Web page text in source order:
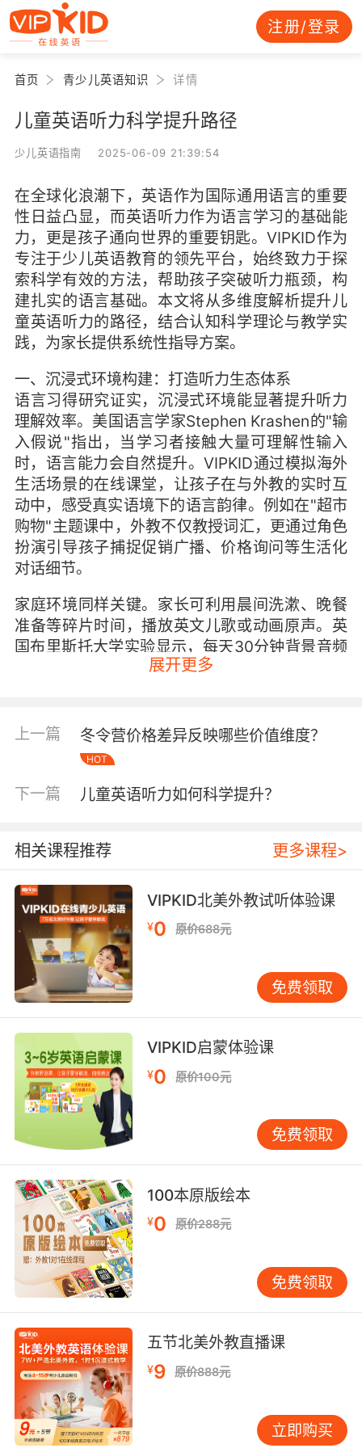
注册/登录
首页 青少儿英语知识 详情
儿童英语听力科学提升路径
少儿英语指南 2025-06-09 21:39:54
在全球化浪潮下，英语作为国际通用语言的重要
性日益凸显，而英语听力作为语言学习的基础能
力，更是孩子通向世界的重要钥匙。VIPKID作为
专注于少儿英语教育的领先平台，始终致力于探
索科学有效的方法，帮助孩子突破听力瓶颈，构
建扎实的语言基础。本文将从多维度解析提升儿
童英语听力的路径，结合认知科学理论与教学实
践，为家长提供系统性指导方案。
一、沉浸式环境构建：打造听力生态体系
语言习得研究证实，沉浸式环境能显著提升听力
理解效率。美国语言学家Stephen Krashen的"输
入假说"指出，当学习者接触大量可理解性输入
时，语言能力会自然提升。VIPKID通过模拟海外
生活场景的在线课堂，让孩子在与外教的实时互
动中，感受真实语境下的语言韵律。例如在"超市
购物"主题课中，外教不仅教授词汇，更通过角色
扮演引导孩子捕捉促销广播、价格询问等生活化
对话细节。
家庭环境同样关键。家长可利用晨间洗漱、晚餐
准备等碎片时间，播放英文儿歌或动画原声。英
国布里斯托大学实验显示，每天30分钟背景音频
输入，持续6个月可使儿童听力辨识度提升27%。
Songs》等韵律素材，让听力训练融入日常生
二、科学选材策略：遵循语言发展规律
采用欧洲语言共同框架（CEFR）标准，将听力素
材分为8个等级。4-6岁启蒙阶段推荐《Peppa
Pig》等语速适中、重复度高的动画，7-9岁进阶
期引入《Magic School Bus》科普纪录片，10岁
以上则接触《TED-Ed》演讲视频。每个级别设置
词汇覆盖率达90%的核心句型，确保"跳一跳够得
着"的挑战感。
互动式听力训练效果更佳。加州大学研究显示，
配合肢体动作的听力练习记忆留存率达75%，单
纯听觉输入仅为25%。VIPKID课程中，外教常通
过屏幕共享功能，引导孩子观察说话者口型变
化，配合手势解读情绪。例如学习"excited"时，
外教会夸张地瞪大眼睛、挥动手臂，帮助孩子建
立语音与视觉的多重关联。
三、元认知训练：培养听力策略思维
北京师范大学认知实验室追踪研究发现，经过系
统策略训练的孩子，听力信息抓取准确率提升
41%。VIPKID独创"听力四步法"：预听预测（根
据标题猜测内容）、关键词圈画（记录数字、地
点等要素）、逻辑推理（通过语气判断态度）、
复盘验证（对照文本分析误判原因）。在"新闻播
报"专项课中，外教会先引导孩子观察图片预测事
件类型，再聚焦时间、地点等新闻要素，最后讨
论用词背后的情感倾向。
情绪管理同样影响听力效果。斯坦福大学神经科
学研究表明，焦虑状态会使听觉皮层活跃度下降
30%。VIPKID采用"游戏化闯关"机制，将听力练
展开更多
上一篇 冬令营价格差异反映哪些价值维度？
HOT
下一篇 儿童英语听力如何科学提升？
相关课程推荐 更多课程>
VIPKID北美外教试听体验课
¥0 原价688元
免费领取
VIPKID启蒙体验课
¥0 原价100元
免费领取
100本原版绘本
¥0 原价288元
免费领取
五节北美外教直播课
¥9 原价888元
立即购买